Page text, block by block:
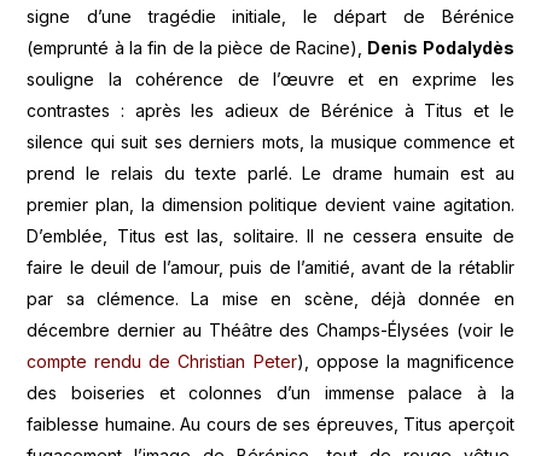
signe d’une tragédie initiale, le départ de Bérénice
(emprunté à la fin de la pièce de Racine), Denis Podalydès
souligne la cohérence de l’œuvre et en exprime les
contrastes : après les adieux de Bérénice à Titus et le
silence qui suit ses derniers mots, la musique commence et
prend le relais du texte parlé. Le drame humain est au
premier plan, la dimension politique devient vaine agitation.
D’emblée, Titus est las, solitaire. Il ne cessera ensuite de
faire le deuil de l’amour, puis de l’amitié, avant de la rétablir
par sa clémence. La mise en scène, déjà donnée en
décembre dernier au Théâtre des Champs-Élysées (voir le
compte rendu de Christian Peter), oppose la magnificence
des boiseries et colonnes d’un immense palace à la
faiblesse humaine. Au cours de ses épreuves, Titus aperçoit